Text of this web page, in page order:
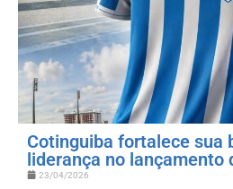
Cotinguiba fortalece sua
liderança no lançamento
23/04/2026